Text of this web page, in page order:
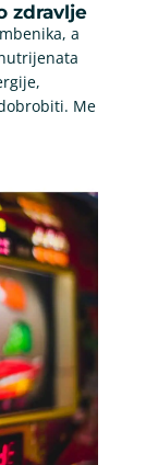
zdravlje
a
Me